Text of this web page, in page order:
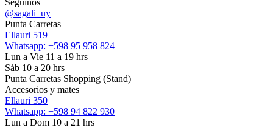
Seguinos
@sagali_uy
Punta Carretas
Ellauri 519
Whatsapp: +598 95 958 824
Lun a Vie 11 a 19 hrs
Sáb 10 a 20 hrs
Punta Carretas Shopping (Stand)
Accesorios y mates
Ellauri 350
Whatsapp: +598 94 822 930
Lun a Dom 10 a 21 hrs